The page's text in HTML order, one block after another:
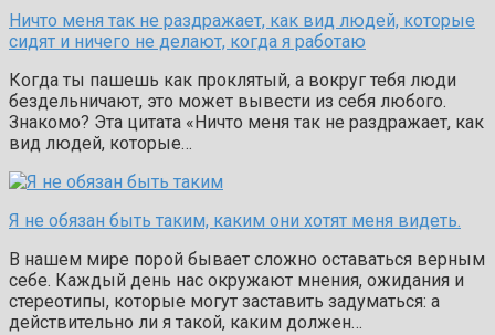
Ничто меня так не раздражает, как вид людей, которые
сидят и ничего не делают, когда я работаю
Когда ты пашешь как проклятый, а вокруг тебя люди
бездельничают, это может вывести из себя любого.
Знакомо? Эта цитата «Ничто меня так не раздражает, как
вид людей, которые…
Я не обязан быть таким, каким они хотят меня видеть.
В нашем мире порой бывает сложно оставаться верным
себе. Каждый день нас окружают мнения, ожидания и
стереотипы, которые могут заставить задуматься: а
действительно ли я такой, каким должен…